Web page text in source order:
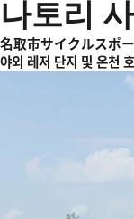
나토리
名取市サイクルス
야외 레저 단지 및 온천